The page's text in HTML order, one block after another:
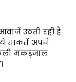
उठती रही है
ये ताकतें अपने
मकड़जाल